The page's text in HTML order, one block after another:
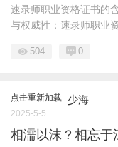
速录师职业资格证书的
与权威性：速录师职业
504 0
点击重新加载 少海
2025-5-5
相濡以沫？相忘于